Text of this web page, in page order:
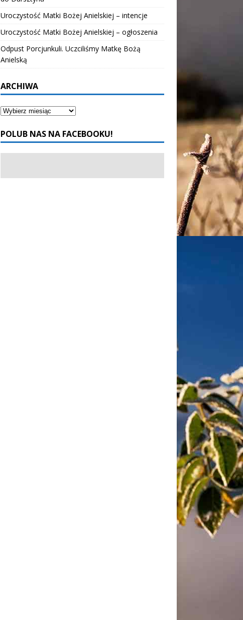
Uroczystość Matki Bożej Anielskiej – intencje
Uroczystość Matki Bożej Anielskiej – ogłoszenia
Odpust Porcjunkuli. Uczciliśmy Matkę Bożą
Anielską
ARCHIWA
POLUB NAS NA FACEBOOKU!